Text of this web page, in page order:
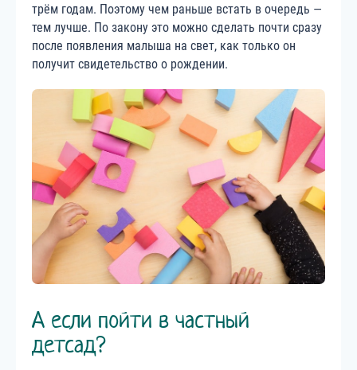
трём годам. Поэтому чем раньше встать в очередь —
тем лучше. По закону это можно сделать почти сразу
после появления малыша на свет, как только он
получит свидетельство о рождении.
А если пойти в частный
детсад?